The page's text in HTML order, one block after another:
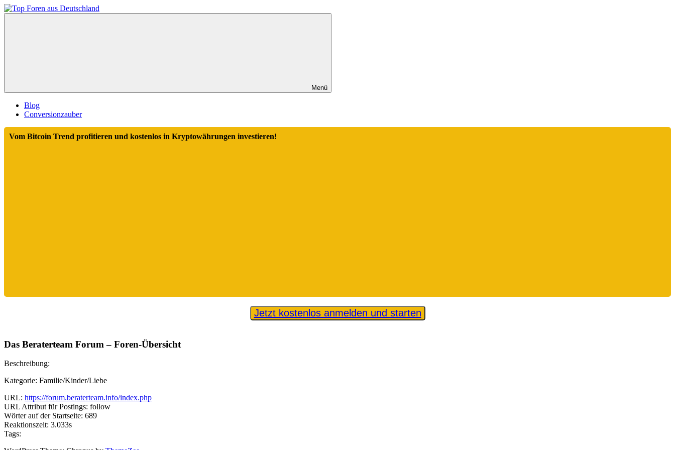
Zum
Inhalt
Menü
Blog
Conversionzauber
Vom Bitcoin Trend profitieren und kostenlos in Kryptowährungen investieren!
Jetzt kostenlos anmelden und starten
Das Beraterteam Forum – Foren-Übersicht
Beschreibung:
Kategorie: Familie/Kinder/Liebe
URL: https://forum.beraterteam.info/index.php
URL Attribut für Postings: follow
Wörter auf der Startseite: 689
Reaktionszeit: 3.033s
Tags: